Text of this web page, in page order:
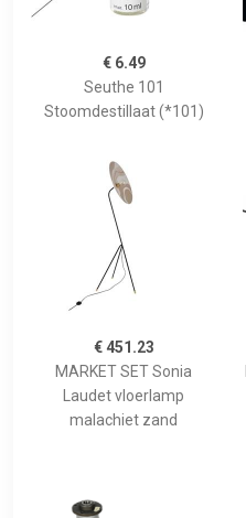
€ 6.49
Seuthe 101
Stoomdestillaat (*101)
€ 451.23
MARKET SET Sonia
Laudet vloerlamp
malachiet zand